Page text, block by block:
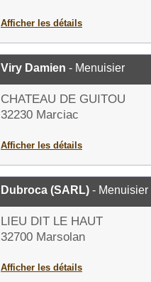
Afficher les détails
Viry Damien - Menuisier
CHATEAU DE GUITOU
32230 Marciac
Afficher les détails
Dubroca (SARL) - Menuisier
LIEU DIT LE HAUT
32700 Marsolan
Afficher les détails